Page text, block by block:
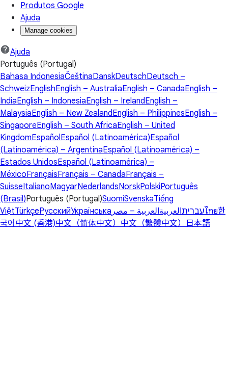
Produtos Google
Ajuda
Manage cookies
Ajuda
Português (Portugal)
Bahasa IndonesiaČeštinaDanskDeutschDeutsch –
SchweizEnglishEnglish – AustraliaEnglish – CanadaEnglish –
IndiaEnglish – IndonesiaEnglish – IrelandEnglish –
MalaysiaEnglish – New ZealandEnglish – PhilippinesEnglish –
SingaporeEnglish – South AfricaEnglish – United
KingdomEspañolEspañol (Latinoamérica)Español
(Latinoamérica) – ArgentinaEspañol (Latinoamérica) –
Estados UnidosEspañol (Latinoamérica) –
MéxicoFrançaisFrançais – CanadaFrançais –
SuisseItalianoMagyarNederlandsNorskPolskiPortuguês
(Brasil)Português (Portugal)SuomiSvenskaTiếng
ViệtTürkçeРусскийУкраїнська עבריתالعربيةالعربية – مصر ไทย한
국어 中文 (香港)中文（简体中文） 中文（繁體中文） 日本語